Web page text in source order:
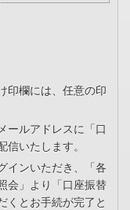
印欄には、任意の印
ールアドレスに「口
いたします。
インいただき、「各
会」より「口座振替
くとお手続が完了と